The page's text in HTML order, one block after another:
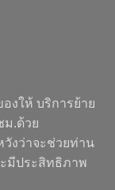
งให้ บริการย้าย
ม.ด้วย
งว่าจะช่วยท่าน
ะมีประสิทธิภาพ